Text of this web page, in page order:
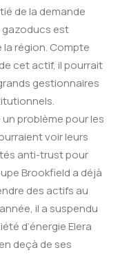
de la demande
gazoducs est
région. Compte
cet actif, il pourrait
gestionnaires
problème pour les
voir leurs
anti-trust pour
Brookfield a déjà
des actifs au
il a suspendu
d’énergie Elera
deçà de ses